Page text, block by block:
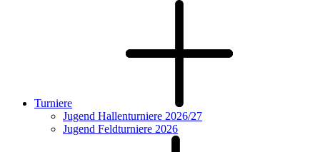
Turniere
Jugend Hallenturniere 2026/27
Jugend Feldturniere 2026